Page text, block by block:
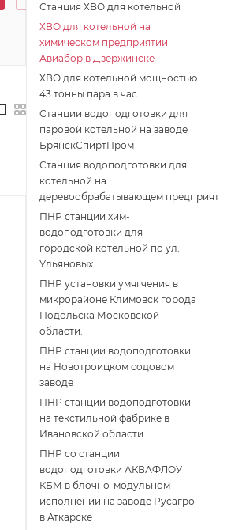
Станция ХВО для котельной
ХВО для котельной на
химическом предприятии
Авиабор в Дзержинске
ХВО для котельной мощностью
43 тонны пара в час
Станции водоподготовки для
паровой котельной на заводе
БрянскСпиртПром
Станция водоподготовки для
котельной на
деревообрабатывающем предприятии
ПНР станции хим-
водоподготовки для
городской котельной по ул.
Ульяновых.
ПНР установки умягчения в
микрорайоне Климовск города
Подольска Московской
области.
ПНР станции водоподготовки
на Новотроицком содовом
заводе
ПНР станции водоподготовки
на текстильной фабрике в
Ивановской области
ПНР со станции
водоподготовки АКВАФЛОУ
КБМ в блочно-модульном
исполнении на заводе Русагро
в Аткарске